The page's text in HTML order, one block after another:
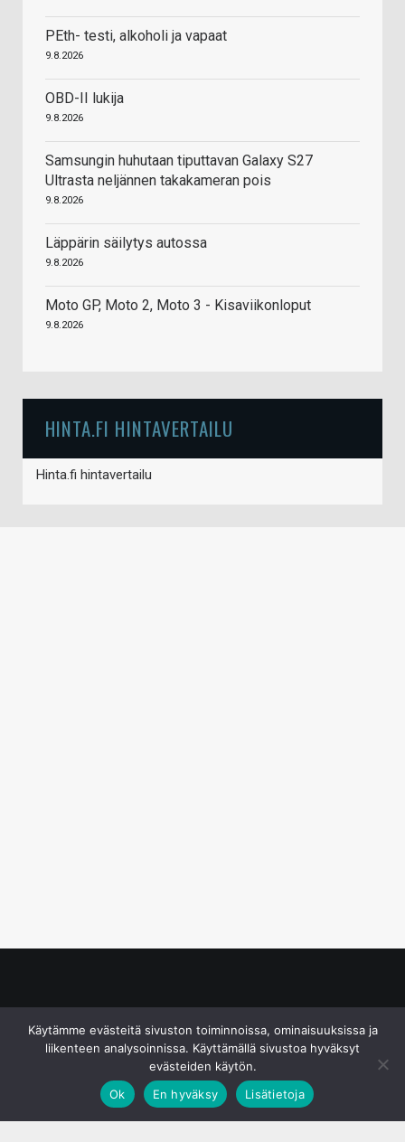
PEth- testi, alkoholi ja vapaat
9.8.2026
OBD-II lukija
9.8.2026
Samsungin huhutaan tiputtavan Galaxy S27
Ultrasta neljännen takakameran pois
9.8.2026
Läppärin säilytys autossa
9.8.2026
Moto GP, Moto 2, Moto 3 - Kisaviikonloput
9.8.2026
HINTA.FI HINTAVERTAILU
Hinta.fi hintavertailu
Käytämme evästeitä sivuston toiminnoissa, ominaisuuksissa ja
liikenteen analysoinnissa. Käyttämällä sivustoa hyväksyt
evästeiden käytön.
Ok
En hyväksy Lisätietoja